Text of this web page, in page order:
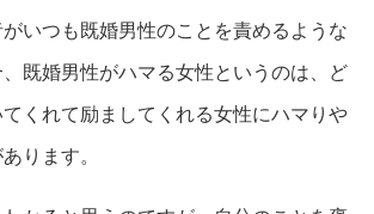
いつも既婚男性のことを責めるような
既婚男性がハマる女性というのは、ど
くれて励ましてくれる女性にハマりや
ります。